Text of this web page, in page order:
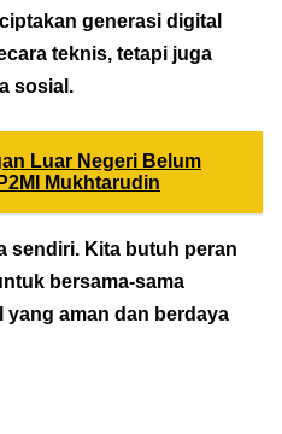
generasi digital
teknis, tetapi juga
sosial.
Luar Negeri Belum
Mukhtarudin
sendiri. Kita butuh peran
bersama-sama
aman dan berdaya